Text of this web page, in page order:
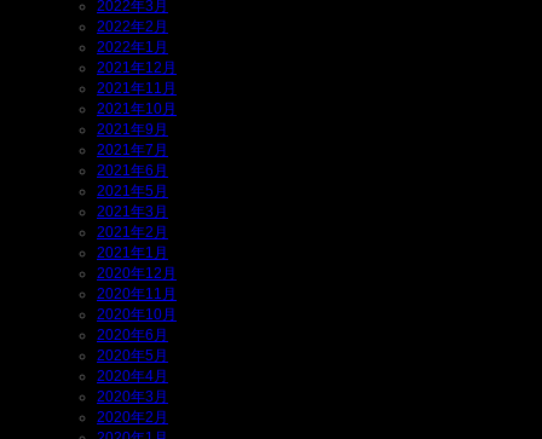
2022年3月
2022年2月
2022年1月
2021年12月
2021年11月
2021年10月
2021年9月
2021年7月
2021年6月
2021年5月
2021年3月
2021年2月
2021年1月
2020年12月
2020年11月
2020年10月
2020年6月
2020年5月
2020年4月
2020年3月
2020年2月